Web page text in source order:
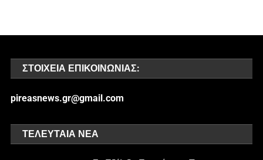
ΣΤΟΙΧΕΊΑ ΕΠΙΚΟΙΝΩΝΊΑΣ:
pireasnews.gr@gmail.com
ΤΕΛΕΥΤΑΊΑ ΝΈΑ